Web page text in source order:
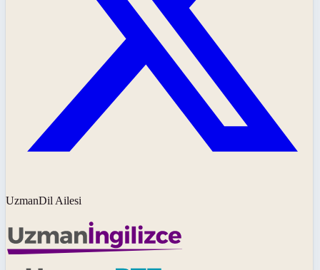
UzmanDil Ailesi